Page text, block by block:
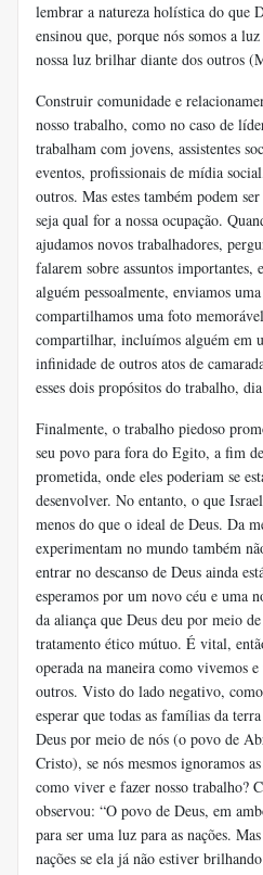
lembrar a natureza holística do que
ensinou que, porque nós somos a
nossa luz brilhar diante dos outros
Construir comunidade e
nosso trabalho, como no caso de
trabalham com jovens, assistentes
eventos, profissionais de mídia
outros. Mas estes também podem
seja qual for a nossa ocupação.
ajudamos novos trabalhadores,
falarem sobre assuntos importantes,
alguém pessoalmente, enviamos
compartilhamos uma foto
compartilhar, incluímos alguém em
infinidade de outros atos de
esses dois propósitos do trabalho,
Finalmente, o trabalho piedoso
seu povo para fora do Egito, a fim
prometida, onde eles poderiam se
desenvolver. No entanto, o que
menos do que o ideal de Deus. Da
experimentam no mundo também
entrar no descanso de Deus ainda
esperamos por um novo céu e uma
da aliança que Deus deu por meio
tratamento ético mútuo. É vital,
operada na maneira como vivemos
outros. Visto do lado negativo,
esperar que todas as famílias da
Deus por meio de nós (o povo de
Cristo), se nós mesmos ignoramos
como viver e fazer nosso trabalho?
observou: “O povo de Deus, em
para ser uma luz para as nações.
nações se ela já não estiver